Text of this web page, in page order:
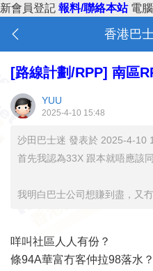
新會員登記 報料/聯絡本站 電
香港巴
[路線計劃/RPP] 南區
YUU
2025-4-10 15:48
沙田巴士迷 發表於 2025-4-10
首先我認為33X 跟本就唔應該
我明白巴士公司想賺到盡，又
咩叫社區人人有份？
條94A華富冇客仲拉98落水？